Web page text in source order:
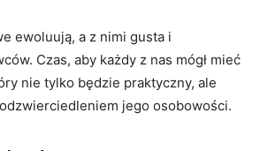
ewoluują, a z nimi gusta i
Czas, aby każdy z nas mógł mieć
nie tylko będzie praktyczny, ale
jego osobowości.